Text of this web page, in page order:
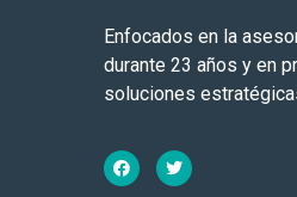
Enfocados en la
durante 23 años y en
soluciones